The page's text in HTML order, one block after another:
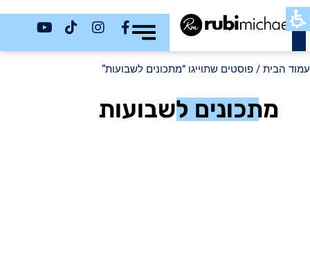
כשר
עמוד הבית / פוסטים שתוייגו ”מתכונים לשבועות“
מתכונים לשבועות